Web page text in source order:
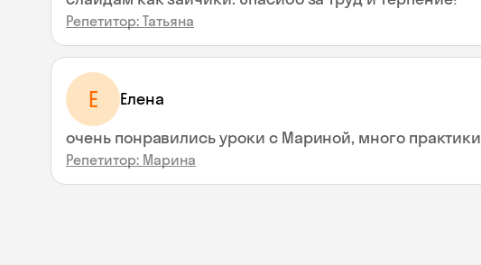
Репетитор: Татьяна
Е Елена
очень понравились уроки с Мариной, много практики
Репетитор: Марина